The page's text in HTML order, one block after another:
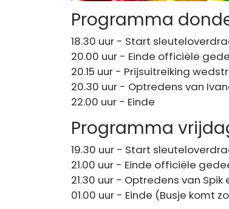
Programma
18.30 uur - Start
20.00 uur - Einde officiële
20.15 uur - Prijsuitreiking
20.30 uur - Optredens van
22.00 uur - Einde
Programma
19.30 uur - Start
21.00 uur - Einde officiële
21.30 uur - Optredens van Spik
01.00 uur - Einde (Busje komt